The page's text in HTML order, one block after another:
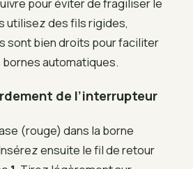
utilisez des fils rigides,
sont bien droits pour faciliter
bornes automatiques.
de l’interrupteur
(rouge) dans la borne
ensuite le fil de retour